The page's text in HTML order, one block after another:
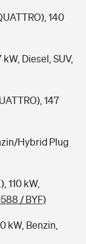
140
Diesel, SUV,
147
Hybrid Plug
110 kW,
/ BYF)
kW, Benzin,